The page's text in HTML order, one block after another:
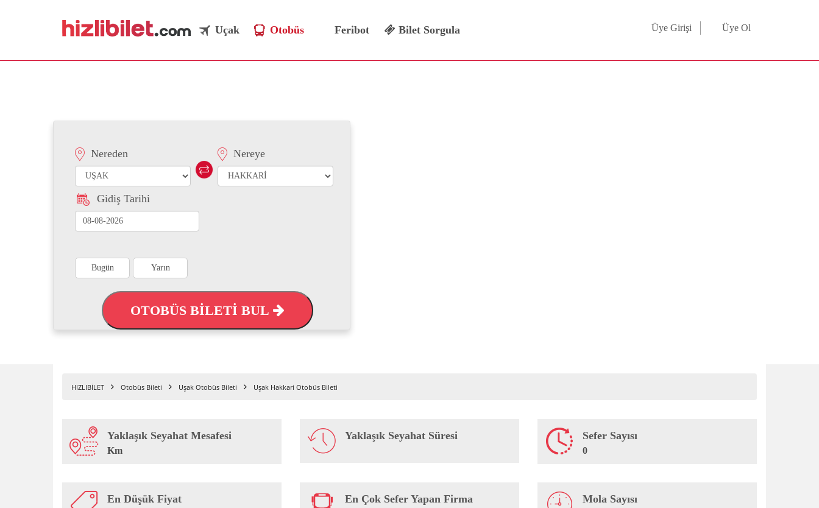
Uçak Otobüs Feribot Bilet Sorgula Üye Girişi Üye Ol
Nereden Nereye
Gidiş Tarihi
Bugün Yarın
OTOBÜS BİLETİ BUL
HIZLIBİLET Otobüs Bileti Uşak Otobüs Bileti Uşak Hakkari Otobüs Bileti
Yaklaşık Seyahat Mesafesi
Km
Yaklaşık Seyahat Süresi Sefer Sayısı
0
En Düşük Fiyat En Çok Sefer Yapan Firma Mola Sayısı